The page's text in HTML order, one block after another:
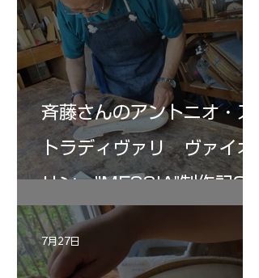
斉藤さんのアントニオ・ス
トラディヴァリ ヴァイオ
リン ”MESSIA"制作記33
7月27日